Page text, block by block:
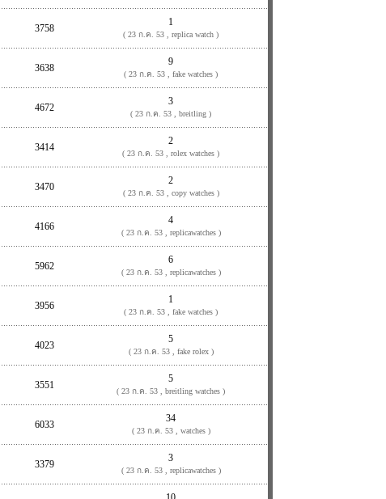
3758
1
( 23 ก.ค. 53 , replica watch )
3638
9
( 23 ก.ค. 53 , fake watches )
4672
3
( 23 ก.ค. 53 , breitling )
3414
2
( 23 ก.ค. 53 , rolex watches )
3470
2
( 23 ก.ค. 53 , copy watches )
4166
4
( 23 ก.ค. 53 , replicawatches )
5962
6
( 23 ก.ค. 53 , replicawatches )
3956
1
( 23 ก.ค. 53 , fake watches )
4023
5
( 23 ก.ค. 53 , fake rolex )
3551
5
( 23 ก.ค. 53 , breitling watches )
6033
34
( 23 ก.ค. 53 , watches )
3379
3
( 23 ก.ค. 53 , replicawatches )